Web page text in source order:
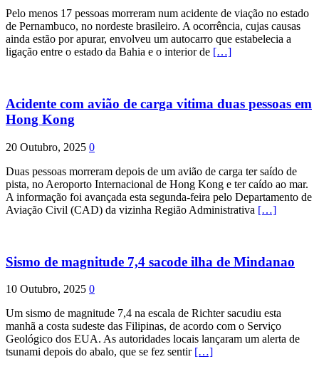
Pelo menos 17 pessoas morreram num acidente de viação no estado
de Pernambuco, no nordeste brasileiro. A ocorrência, cujas causas
ainda estão por apurar, envolveu um autocarro que estabelecia a
ligação entre o estado da Bahia e o interior de […]
Acidente com avião de carga vitima duas pessoas em
Hong Kong
20 Outubro, 2025 0
Duas pessoas morreram depois de um avião de carga ter saído de
pista, no Aeroporto Internacional de Hong Kong e ter caído ao mar.
A informação foi avançada esta segunda-feira pelo Departamento de
Aviação Civil (CAD) da vizinha Região Administrativa […]
Sismo de magnitude 7,4 sacode ilha de Mindanao
10 Outubro, 2025 0
Um sismo de magnitude 7,4 na escala de Richter sacudiu esta
manhã a costa sudeste das Filipinas, de acordo com o Serviço
Geológico dos EUA. As autoridades locais lançaram um alerta de
tsunami depois do abalo, que se fez sentir […]